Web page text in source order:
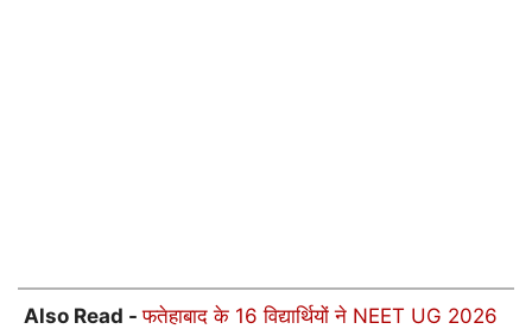
Also Read -फतेहाबाद के 16 विद्यार्थियों ने NEET UG 2026